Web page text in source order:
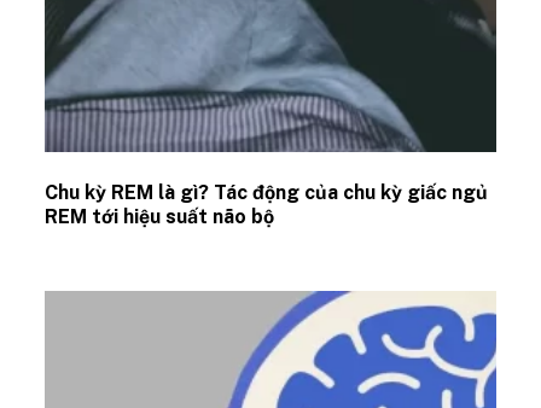
Chu kỳ REM là gì? Tác động của chu kỳ giấc ngủ
REM tới hiệu suất não bộ